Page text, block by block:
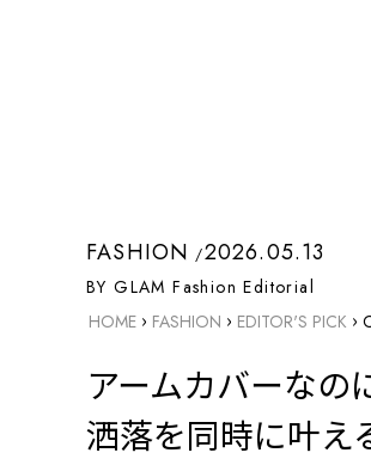
FASHION 2026.05.13
BY GLAM Fashion Editorial
HOME › FASHION › EDITOR'S PICK ›
アームカバーなの
洒落を同時に叶え